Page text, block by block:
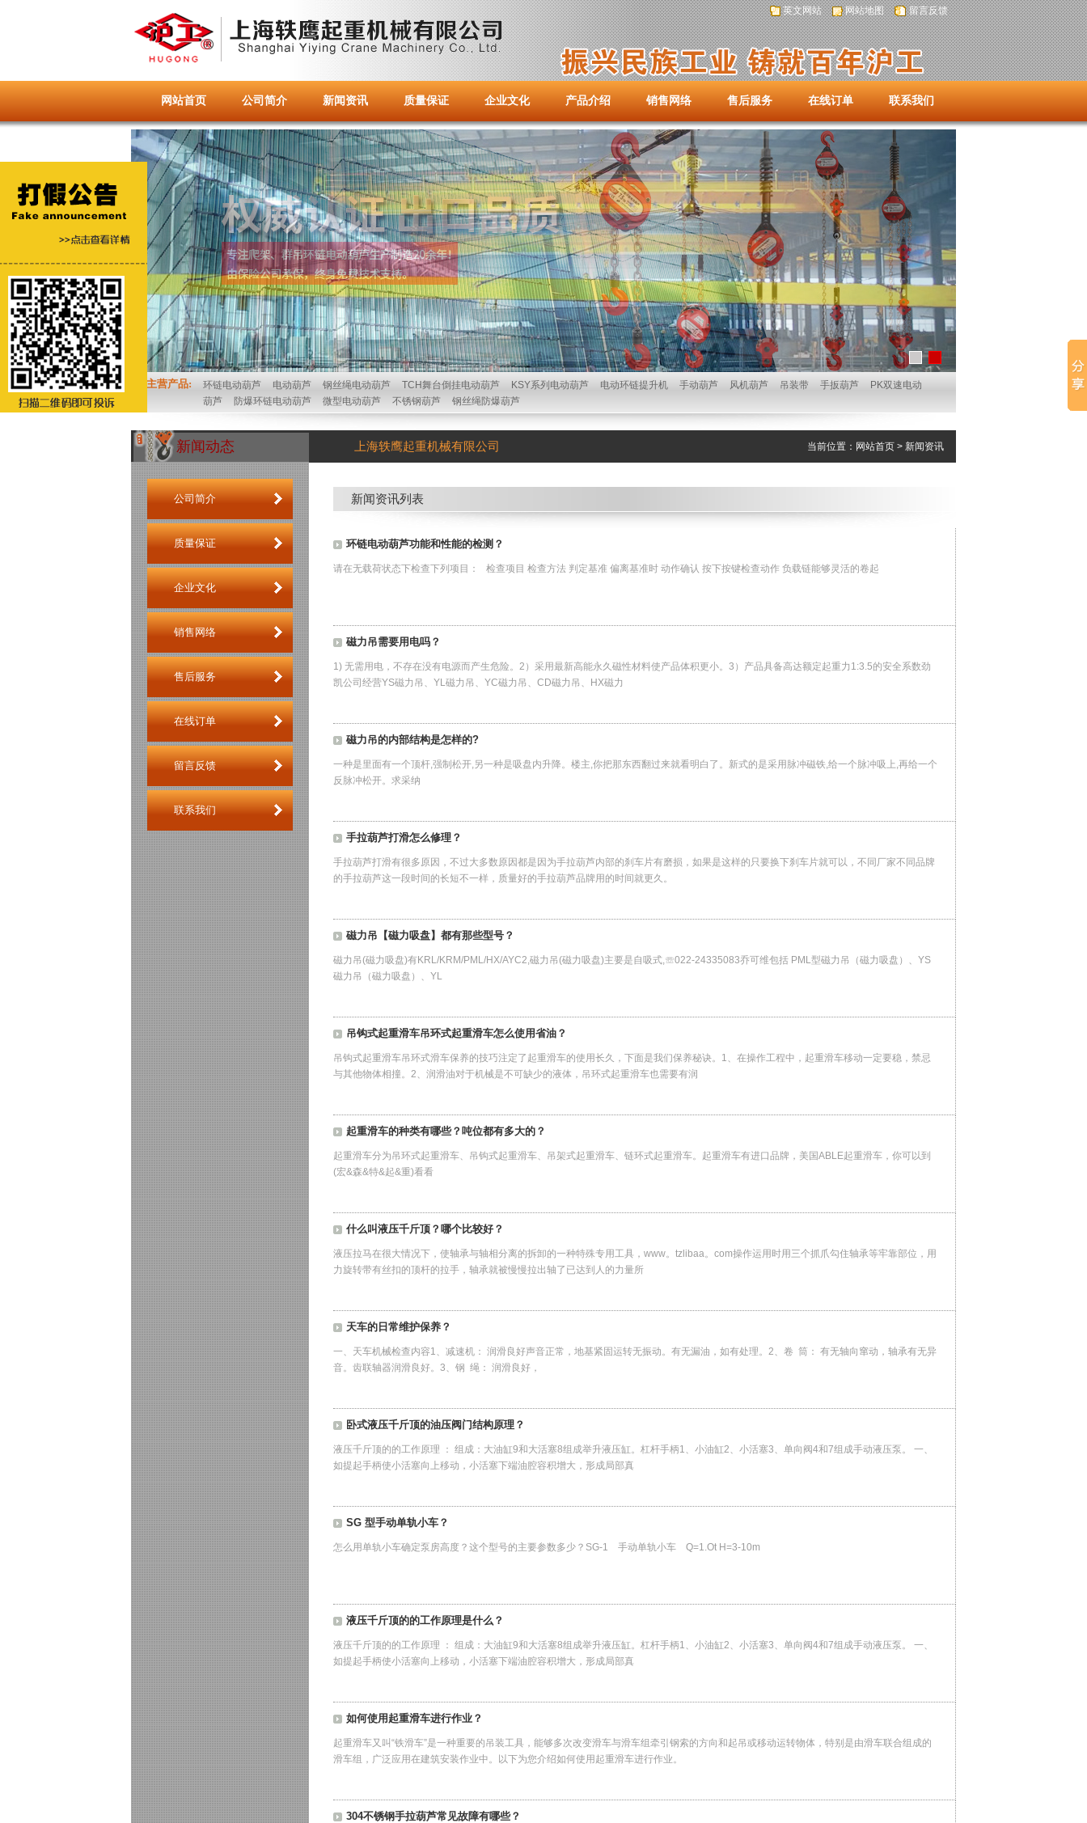
英文网站 网站地图 留言反馈
网站首页 公司简介 新闻资讯 质量保证 企业文化 产品介绍 销售网络 售后服务 在线订单 联系我们
主营产品: 环链电动葫芦 电动葫芦 钢丝绳电动葫芦 TCH舞台倒挂电动葫芦 KSY系列电动葫芦 电动环链提升机 手动葫芦 风机葫芦 吊装带 手扳葫芦
PK双速电动
葫芦
防爆环链电动葫芦 微型电动葫芦 不锈钢葫芦 钢丝绳防爆葫芦
新闻动态
公司简介
质量保证
企业文化
销售网络
售后服务
在线订单
留言反馈
联系我们
上海轶鹰起重机械有限公司 当前位置： 网站首页 > 新闻资讯
新闻资讯列表
环链电动葫芦功能和性能的检测？
请在无载荷状态下检查下列项目： 检查项目 检查方法 判定基准 偏离基准时 动作确认 按下按键检查动作 负载链能够灵活的卷起
磁力吊需要用电吗？
1) 无需用电，不存在没有电源而产生危险。2）采用最新高能永久磁性材料使产品体积更小。3）产品具备高达额定起重力1:3.5的安全系数劲
凯公司经营YS磁力吊、YL磁力吊、YC磁力吊、CD磁力吊、HX磁力
磁力吊的内部结构是怎样的?
一种是里面有一个顶杆,强制松开,另一种是吸盘内升降。楼主,你把那东西翻过来就看明白了。新式的是采用脉冲磁铁,给一个脉冲吸上,再给一个
反脉冲松开。求采纳
手拉葫芦打滑怎么修理？
手拉葫芦打滑有很多原因，不过大多数原因都是因为手拉葫芦内部的刹车片有磨损，如果是这样的只要换下刹车片就可以，不同厂家不同品牌
的手拉葫芦这一段时间的长短不一样，质量好的手拉葫芦品牌用的时间就更久。
磁力吊【磁力吸盘】都有那些型号？
磁力吊(磁力吸盘)有KRL/KRM/PML/HX/AYC2,磁力吊(磁力吸盘)主要是自吸式,☏022-24335083乔可维包括 PML型磁力吊（磁力吸盘）、YS
磁力吊（磁力吸盘）、YL
吊钩式起重滑车吊环式起重滑车怎么使用省油？
吊钩式起重滑车吊环式滑车保养的技巧注定了起重滑车的使用长久，下面是我们保养秘诀。1、在操作工程中，起重滑车移动一定要稳，禁忌
与其他物体相撞。2、润滑油对于机械是不可缺少的液体，吊环式起重滑车也需要有润
起重滑车的种类有哪些？吨位都有多大的？
起重滑车分为吊环式起重滑车、吊钩式起重滑车、吊架式起重滑车、链环式起重滑车。起重滑车有进口品牌，美国ABLE起重滑车，你可以到
(宏&森&特&起&重)看看
什么叫液压千斤顶？哪个比较好？
液压拉马在很大情况下，使轴承与轴相分离的拆卸的一种特殊专用工具，www。tzlibaa。com操作运用时用三个抓爪勾住轴承等牢靠部位，用
力旋转带有丝扣的顶杆的拉手，轴承就被慢慢拉出轴了已达到人的力量所
天车的日常维护保养？
一、天车机械检查内容1、减速机： 润滑良好声音正常，地基紧固运转无振动。有无漏油，如有处理。2、卷 筒： 有无轴向窜动，轴承有无异
音。齿联轴器润滑良好。3、钢 绳： 润滑良好，
卧式液压千斤顶的油压阀门结构原理？
液压千斤顶的的工作原理 ： 组成：大油缸9和大活塞8组成举升液压缸。杠杆手柄1、小油缸2、小活塞3、单向阀4和7组成手动液压泵。 一、
如提起手柄使小活塞向上移动，小活塞下端油腔容积增大，形成局部真
SG 型手动单轨小车？
怎么用单轨小车确定泵房高度？这个型号的主要参数多少？SG-1 手动单轨小车 Q=1.Ot H=3-10m
液压千斤顶的的工作原理是什么？
液压千斤顶的的工作原理 ： 组成：大油缸9和大活塞8组成举升液压缸。杠杆手柄1、小油缸2、小活塞3、单向阀4和7组成手动液压泵。 一、
如提起手柄使小活塞向上移动，小活塞下端油腔容积增大，形成局部真
如何使用起重滑车进行作业？
起重滑车又叫“铁滑车”是一种重要的吊装工具，能够多次改变滑车与滑车组牵引钢索的方向和起吊或移动运转物体，特别是由滑车联合组成的
滑车组，广泛应用在建筑安装作业中。以下为您介绍如何使用起重滑车进行作业。
304不锈钢手拉葫芦常见故障有哪些？